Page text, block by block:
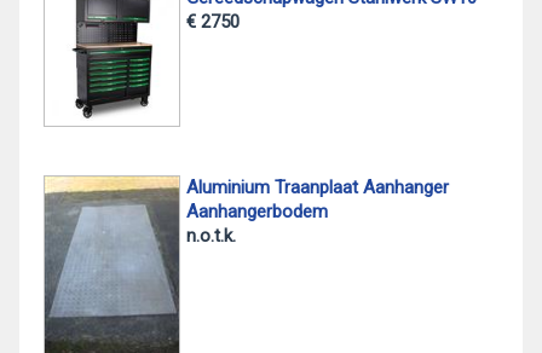
€ 2750
Aluminium Traanplaat Aanhanger
Aanhangerbodem
n.o.t.k.